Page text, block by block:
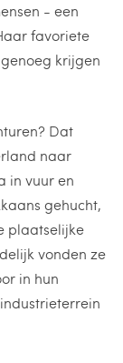
- een
favoriete
krijgen
Dat
naar
in vuur en
gehucht,
plaatselijke
vonden ze
in hun